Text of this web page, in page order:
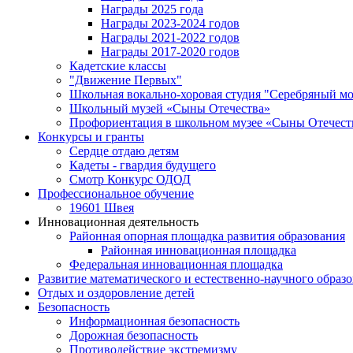
Награды 2025 года
Награды 2023-2024 годов
Награды 2021-2022 годов
Награды 2017-2020 годов
Кадетские классы
"Движение Первых"
Школьная вокально-хоровая студия "Серебряный
Школьный музей «Сыны Отечества»
Профориентация в школьном музее «Сыны
Конкурсы и гранты
Сердце отдаю детям
Кадеты - гвардия будущего
Смотр Конкурс ОДОД
Профессиональное обучение
19601 Швея
Инновационная деятельность
Районная опорная площадка развития образования
Районная инновационная площадка
Федеральная инновационная площадка
Развитие математического и естественно-научного
Отдых и оздоровление детей
Безопасность
Информационная безопасность
Дорожная безопасность
Противодействие экстремизму